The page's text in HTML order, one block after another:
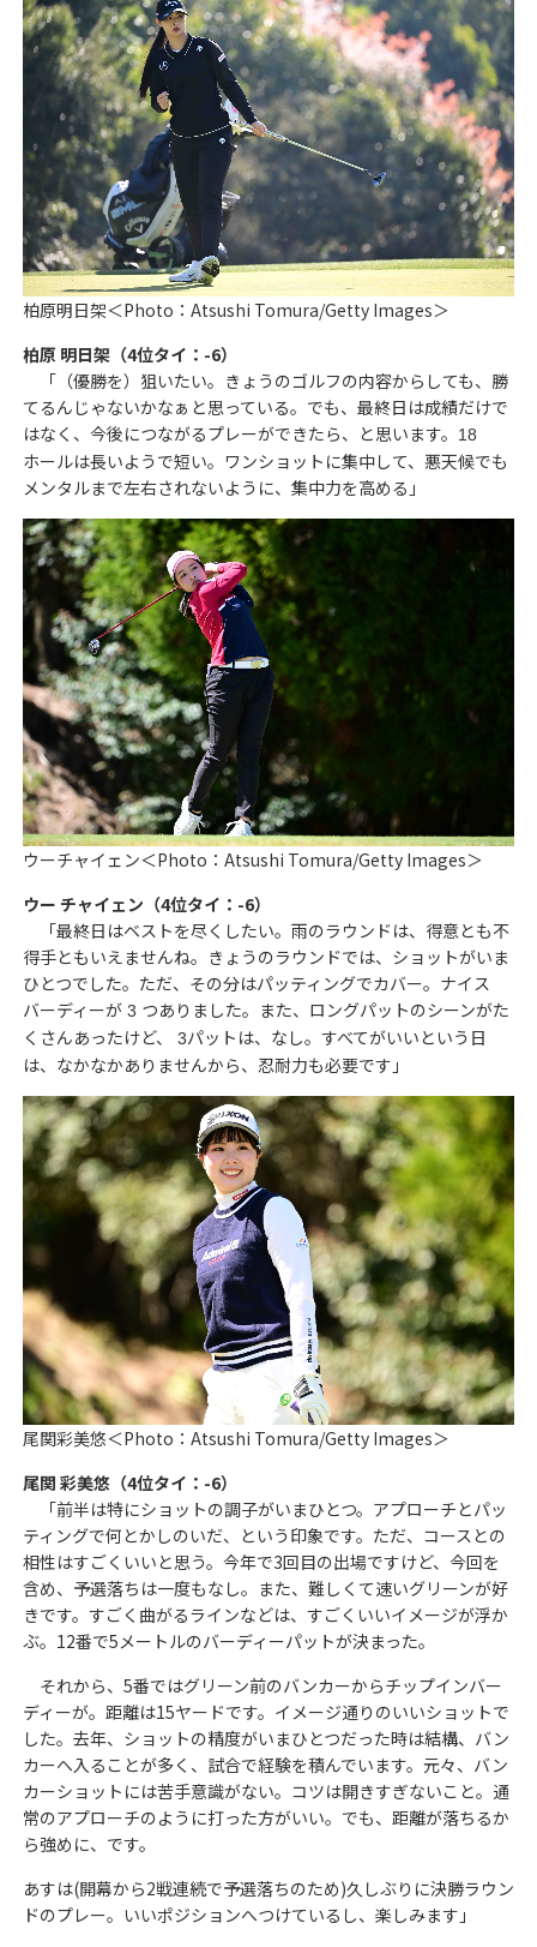
柏原明日架＜Photo：Atsushi Tomura/Getty Images＞
柏原 明日架（4位タイ：-6）
「（優勝を）狙いたい。きょうのゴルフの内容からしても、勝
てるんじゃないかなぁと思っている。でも、最終日は成績だけで
はなく、今後につながるプレーができたら、と思います。
18
ホールは長いようで短い。ワンショットに集中して、悪天候でも
メンタルまで左右されないように、集中力を高める」
ウーチャイェン＜Photo：Atsushi Tomura/Getty Images＞
ウー チャイェン（4位タイ：-6）
「最終日はベストを尽くしたい。雨のラウンドは、得意とも不
得手ともいえませんね。きょうのラウンドでは、ショットがいま
ひとつでした。ただ、その分はパッティングでカバー。ナイス
バーディーが3 つありました。また、ロングパットのシーンがた
くさんあったけど、
3パットは、なし。すべてがいいという日
は、なかなかありませんから、忍耐力も必要です」
尾関彩美悠＜Photo：Atsushi Tomura/Getty Images＞
尾関 彩美悠（4位タイ：-6）
「前半は特にショットの調子がいまひとつ。アプローチとパッ
ティングで何とかしのいだ、という印象です。ただ、コースとの
相性はすごくいいと思う。今年で3回目の出場ですけど、今回を
含め、予選落ちは一度もなし。また、難しくて速いグリーンが好
きです。すごく曲がるラインなどは、すごくいいイメージが浮か
ぶ。12番で5メートルのバーディーパットが決まった。
それから、5番ではグリーン前のバンカーからチップインバー
ディーが。距離は15ヤードです。イメージ通りのいいショットで
した。去年、ショットの精度がいまひとつだった時は結構、バン
カーへ入ることが多く、試合で経験を積んでいます。元々、バン
カーショットには苦手意識がない。コツは開きすぎないこと。通
常のアプローチのように打った方がいい。でも、距離が落ちるか
ら強めに、です。
あすは(開幕から2戦連続で予選落ちのため)久しぶりに決勝ラウン
ドのプレー。いいポジションへつけているし、楽しみます」